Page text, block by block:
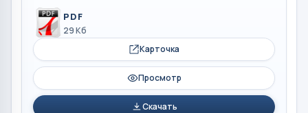
PDF
29 Кб
Карточка
Просмотр
Скачать